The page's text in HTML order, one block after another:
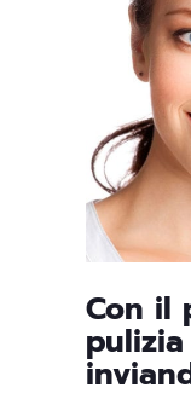
Con il